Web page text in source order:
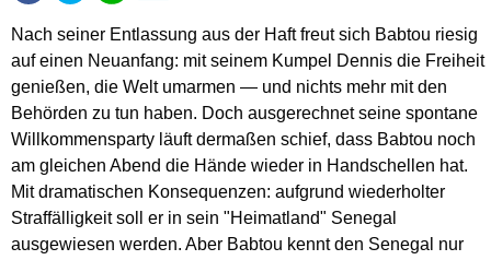
Nach seiner Entlassung aus der Haft freut sich Babtou riesig
auf einen Neuanfang: mit seinem Kumpel Dennis die Freiheit
genießen, die Welt umarmen — und nichts mehr mit den
Behörden zu tun haben. Doch ausgerechnet seine spontane
Willkommensparty läuft dermaßen schief, dass Babtou noch
am gleichen Abend die Hände wieder in Handschellen hat.
Mit dramatischen Konsequenzen: aufgrund wiederholter
Straffälligkeit soll er in sein "Heimatland" Senegal
ausgewiesen werden. Aber Babtou kennt den Senegal nur